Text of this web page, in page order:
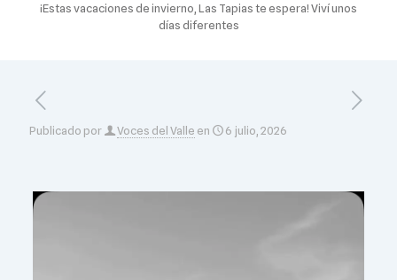
¡Estas vacaciones de invierno, Las Tapias te espera! Viví unos
días diferentes
Publicado por Voces del Valle en 6 julio, 2026